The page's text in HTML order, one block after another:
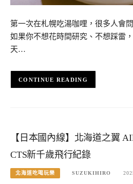
第一次在札幌吃湯咖哩，很多人會
如果你不想花時間研究、不想踩雷
天…
CONTINUE READING
【日本國內線】北海道之翼
CTS新千歲飛行紀錄
北海道吃喝玩樂 SUZUKIHIRO